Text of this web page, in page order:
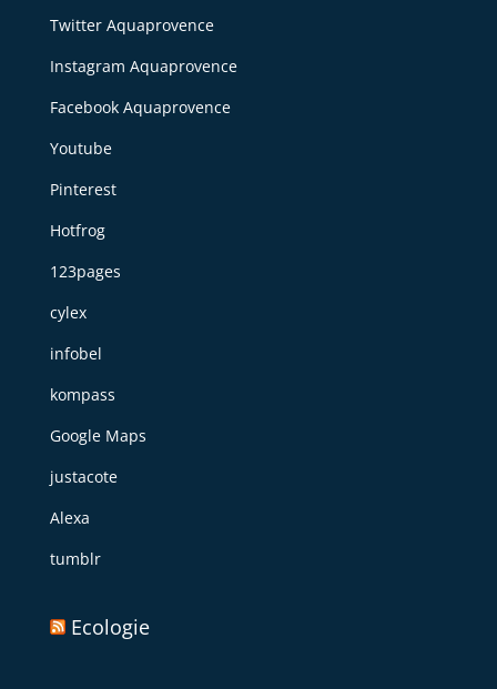
Twitter Aquaprovence
Instagram Aquaprovence
Facebook Aquaprovence
Youtube
Pinterest
Hotfrog
123pages
cylex
infobel
kompass
Google Maps
justacote
Alexa
tumblr
Ecologie